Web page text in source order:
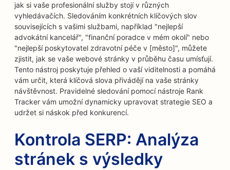
jak si vaše profesionální služby stojí v různých
vyhledávačích. Sledováním konkrétních klíčových slov
souvisejících s vašimi službami, například "nejlepší
advokátní kancelář", "finanční poradce v mém okolí" nebo
"nejlepší poskytovatel zdravotní péče v [město]", můžete
zjistit, jak se vaše webové stránky v průběhu času umísťují.
Tento nástroj poskytuje přehled o vaší viditelnosti a pomáhá
vám určit, která klíčová slova přivádějí na vaše stránky
návštěvnost. Pravidelné sledování pomocí nástroje Rank
Tracker vám umožní dynamicky upravovat strategie SEO a
udržet si náskok před konkurencí.
Kontrola SERP: Analýza
stránek s výsledky